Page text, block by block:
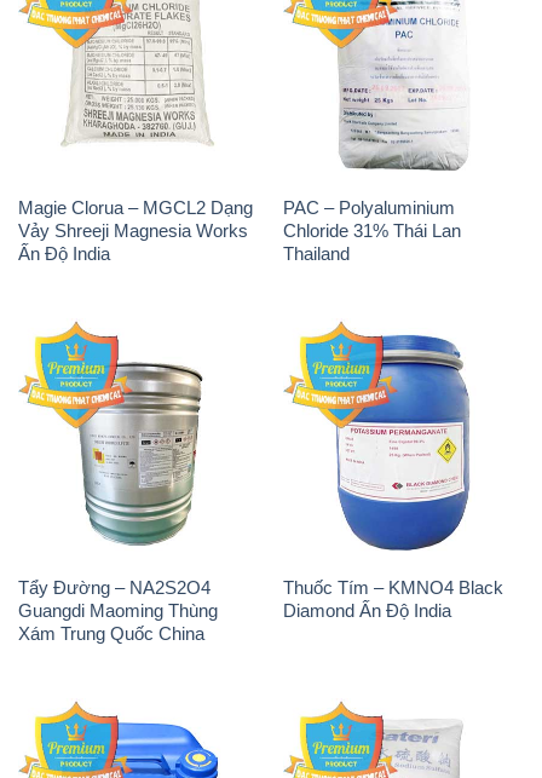
Magie Clorua – MGCL2 Dạng
Vảy Shreeji Magnesia Works
Ấn Độ India
PAC – Polyaluminium
Chloride 31% Thái Lan
Thailand
Tẩy Đường – NA2S2O4
Guangdi Maoming Thùng
Xám Trung Quốc China
Thuốc Tím – KMNO4 Black
Diamond Ấn Độ India